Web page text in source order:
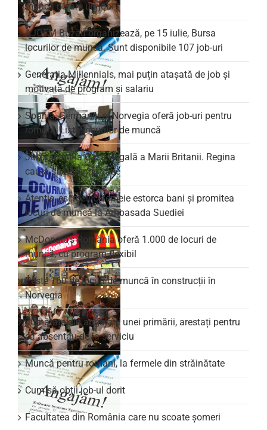
muncă nu are un job
AJOFM Buzău organizează, pe 15 iulie, Bursa
locurilor de muncă. Sunt disponibile 107 job-uri
Generația Millennials, mai puțin atașată de job și
motivată de program și salariu
Spania, Germania și Norvegia oferă job-uri pentru
români. Lista locurilor de muncă
Job vacant la Casa Regală a Marii Britanii. Regina
caută spălător de vase
Atenție, escroci! O femeie estorca bani și promitea
locuri de muncă la Ambasada Suediei
McDonald’s România oferă 1.000 de locuri de
muncă, cu program flexibil
Peste 160 de locuri de muncă în construcții în
Norvegia
Jumătate din angajații unei primării, arestați pentru
că absentau de la serviciu
Muncă pentru români, la fermele din străinătate
Cum să obții job-ul dorit
Facultatea din România care nu scoate şomeri